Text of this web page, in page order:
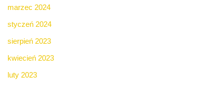
marzec 2024
styczeń 2024
sierpień 2023
kwiecień 2023
luty 2023